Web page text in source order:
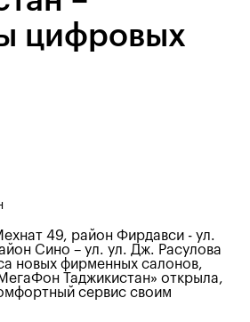
цифровых
49, район Фирдавси - ул.
Сино – ул. ул. Дж. Расулова
новых фирменных салонов,
Таджикистан» открыла,
сервис своим